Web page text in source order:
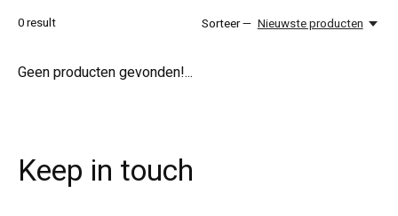
0result Sorteer — Nieuwste producten
Geen producten gevonden!...
Keep in touch